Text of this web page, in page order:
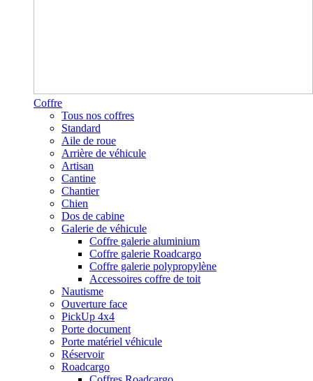
Coffre
Tous nos coffres
Standard
Aile de roue
Arrière de véhicule
Artisan
Cantine
Chantier
Chien
Dos de cabine
Galerie de véhicule
Coffre galerie aluminium
Coffre galerie Roadcargo
Coffre galerie polypropylène
Accessoires coffre de toit
Nautisme
Ouverture face
PickUp 4x4
Porte document
Porte matériel véhicule
Réservoir
Roadcargo